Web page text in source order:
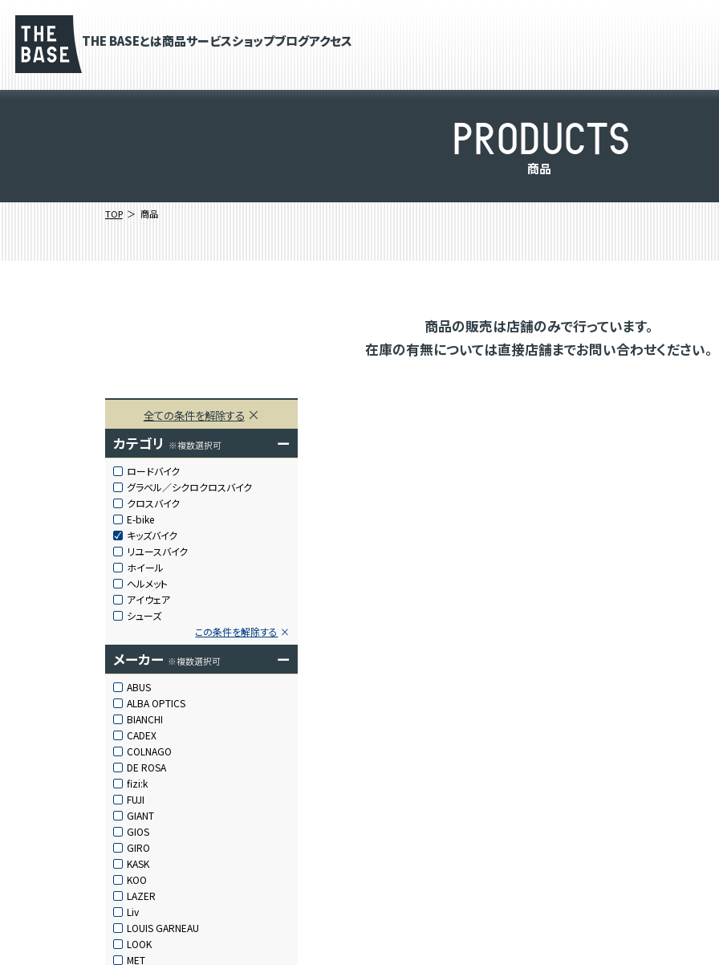
THE BASEとは商品サービスショップブログアクセス
PRODUCTS
商品
TOP 商品
商品の販売は店舗のみで行っています。
在庫の有無については直接店舗までお問い合わせください。
全ての条件を解除する
カテゴリ ※複数選択可 ー
ロードバイク
グラベル／シクロクロスバイク
クロスバイク
E-bike
キッズバイク
リユースバイク
ホイール
ヘルメット
アイウェア
シューズ
この条件を解除する
メーカー ※複数選択可 ー
ABUS
ALBA OPTICS
BIANCHI
CADEX
COLNAGO
DE ROSA
fizi:k
FUJI
GIANT
GIOS
GIRO
KASK
KOO
LAZER
Liv
LOUIS GARNEAU
LOOK
MET